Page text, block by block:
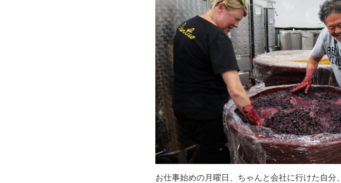
お仕事始めの月曜日、ちゃんと会社に行けた自分、